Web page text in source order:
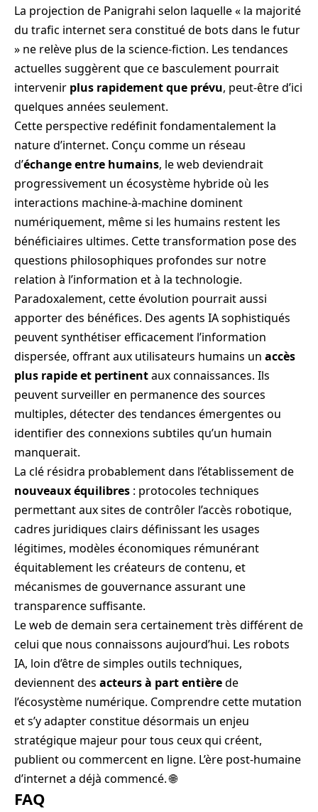
La projection de Panigrahi selon laquelle « la majorité
du trafic internet sera constitué de bots dans le futur
» ne relève plus de la science-fiction. Les tendances
actuelles suggèrent que ce basculement pourrait
intervenir plus rapidement que prévu, peut-être d’ici
quelques années seulement.
Cette perspective redéfinit fondamentalement la
nature d’internet. Conçu comme un réseau
d’échange entre humains, le web deviendrait
progressivement un écosystème hybride où les
interactions machine-à-machine dominent
numériquement, même si les humains restent les
bénéficiaires ultimes. Cette transformation pose des
questions philosophiques profondes sur notre
relation à l’information et à la technologie.
Paradoxalement, cette évolution pourrait aussi
apporter des bénéfices. Des agents IA sophistiqués
peuvent synthétiser efficacement l’information
dispersée, offrant aux utilisateurs humains un accès
plus rapide et pertinentaux connaissances. Ils
peuvent surveiller en permanence des sources
multiples, détecter des tendances émergentes ou
identifier des connexions subtiles qu’un humain
manquerait.
La clé résidra probablement dans l’établissement de
nouveaux équilibres : protocoles techniques
permettant aux sites de contrôler l’accès robotique,
cadres juridiques clairs définissant les usages
légitimes, modèles économiques rémunérant
équitablement les créateurs de contenu, et
mécanismes de gouvernance assurant une
transparence suffisante.
Le web de demain sera certainement très différent de
celui que nous connaissons aujourd’hui. Les robots
IA, loin d’être de simples outils techniques,
deviennent des acteurs à part entièrede
l’écosystème numérique. Comprendre cette mutation
et s’y adapter constitue désormais un enjeu
stratégique majeur pour tous ceux qui créent,
publient ou commercent en ligne. L’ère post-humaine
d’internet a déjà commencé. 🌐
FAQ